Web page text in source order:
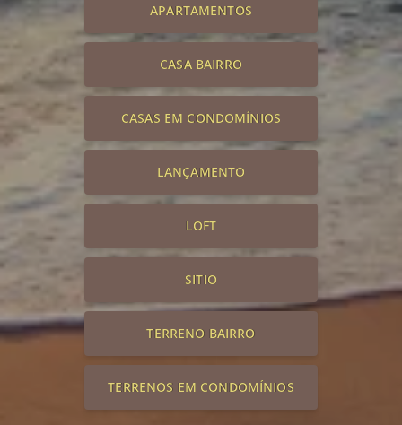
APARTAMENTOS
CASA BAIRRO
CASAS EM CONDOMÍNIOS
LANÇAMENTO
LOFT
SITIO
TERRENO BAIRRO
TERRENOS EM CONDOMÍNIOS